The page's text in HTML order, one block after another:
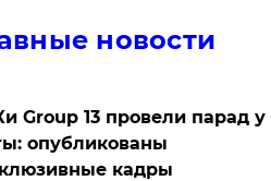
новости
Group 13 провели парад у
опубликованы
кадры